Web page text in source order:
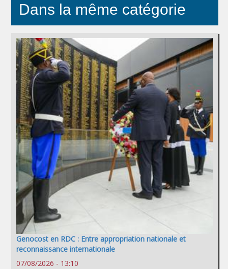
Dans la même catégorie
Genocost en RDC : Entre appropriation nationale et
reconnaissance internationale
07/08/2026 - 13:10